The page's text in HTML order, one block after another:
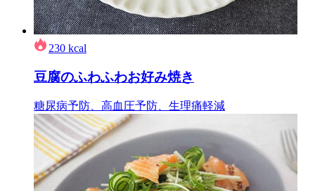
230 kcal
豆腐のふわふわお好み焼き
糖尿病予防、高血圧予防、生理痛軽減